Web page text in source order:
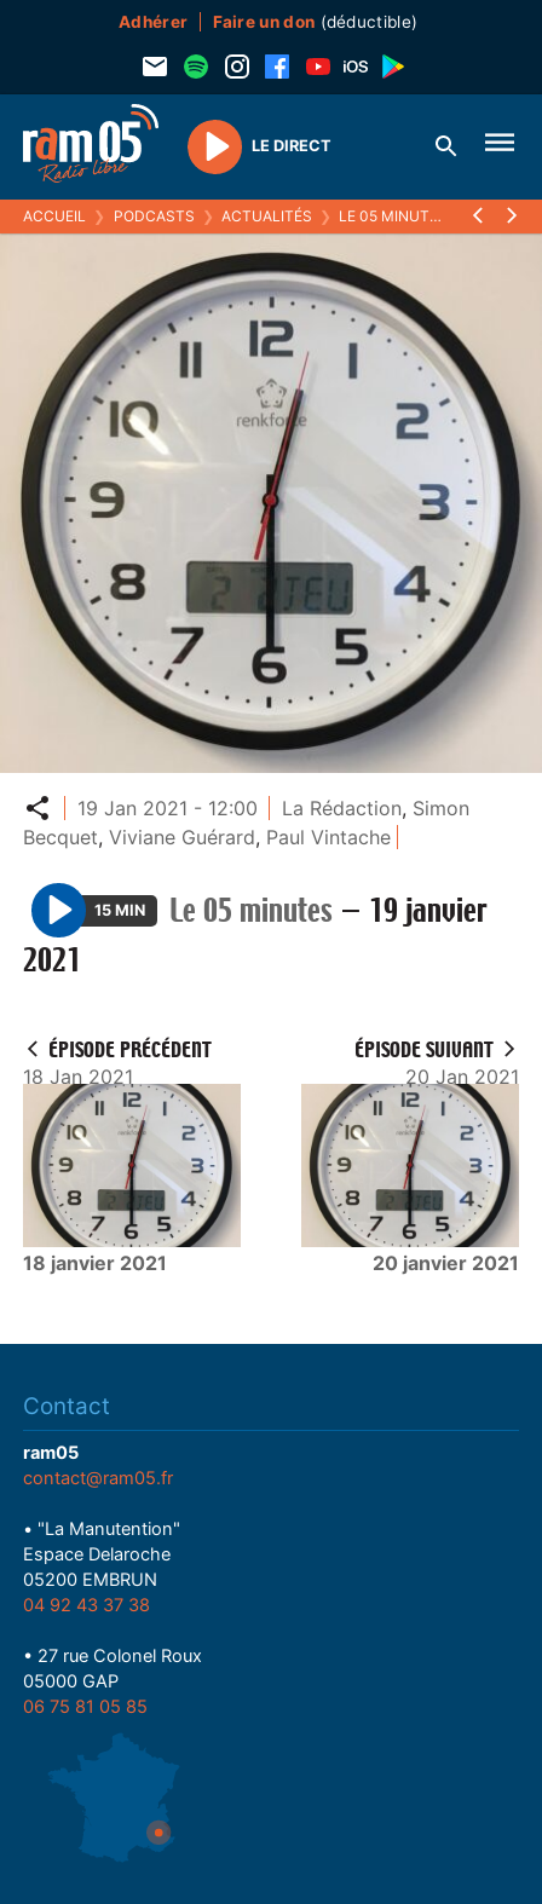
Adhérer Faire un don (déductible)
Play
LE DIRECT
ACCUEIL ❯ PODCASTS ❯ ACTUALITÉS ❯ LE 05 MINUTES 19
Partager
19 Jan 2021 - 12:00 La Rédaction, Simon
Becquet,Viviane Guérard, Paul Vintache
P
l
15 MIN Le 05 minutes — 19 janvier
2021
ÉPISODE PRÉCÉDENT
18 Jan 2021
18 janvier 2021
ÉPISODE SUIVANT
20 Jan 2021
20 janvier 2021
Contact
ram05
contact@ram05.fr
• "La Manutention"
Espace Delaroche
05200 EMBRUN
04 92 43 37 38
• 27 rue Colonel Roux
05000 GAP
06 75 81 05 85